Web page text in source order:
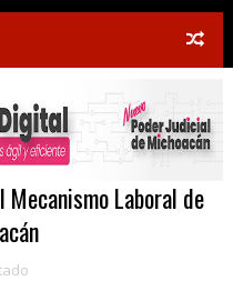
Laboral de